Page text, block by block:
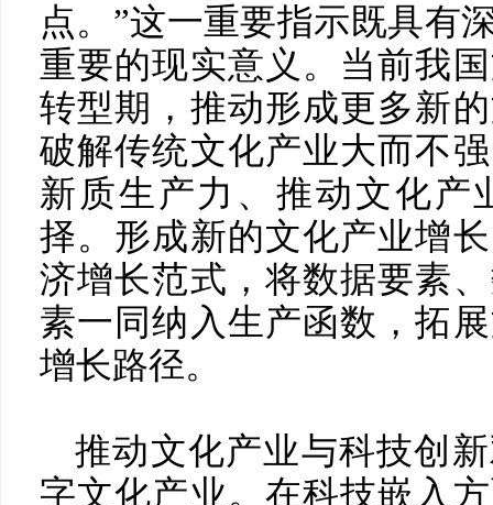
点。”这一重要指示既具有
重要的现实意义。当前我
转型期，推动形成更多新
破解传统文化产业大而不
新质生产力、推动文化产
择。形成新的文化产业增
济增长范式，将数据要素
素一同纳入生产函数，拓
增长路径。
推动文化产业与科技创
字文化产业。在科技嵌入